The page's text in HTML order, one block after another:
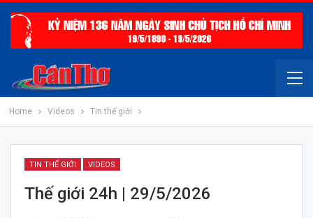
Home Videos Tin thế giới
TIN THẾ GIỚI VIDEOS
Thế giới 24h | 29/5/2026